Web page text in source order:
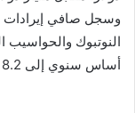
وسجل صافي إيرادات
أساس سنوي إلى 8.2 مليار دولار.